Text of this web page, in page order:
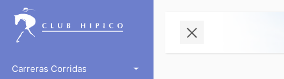
Carreras Corridas